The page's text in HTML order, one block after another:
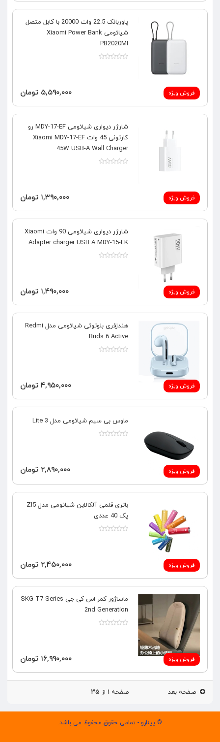
فروش ویژه
پاوربانک 22.5 وات 20000 با کابل متصل
شیائومی Xiaomi Power Bank
PB2020MI
۵,۵۹۰,۰۰۰ تومان
فروش ویژه
شارژر دیواری شیائومی MDY-17-EF رو
کارتونی 45 وات Xiaomi MDY-17-EF
45W USB-A Wall Charger
۱,۳۹۰,۰۰۰ تومان
فروش ویژه
شارژر دیواری شیائومی 90 وات Xiaomi
Adapter charger USB A MDY-15-EK
۱,۴۹۰,۰۰۰ تومان
فروش ویژه
هندزفری بلوتوثی شیائومی مدل Redmi
Buds 6 Active
۴,۹۵۰,۰۰۰ تومان
فروش ویژه
ماوس بی سیم شیائومی مدل Lite 3
۲,۸۹۰,۰۰۰ تومان
فروش ویژه
باتری قلمی آلکالاین شیائومی مدل ZI5‎
پک 40 عددی
۲,۴۵۰,۰۰۰ تومان
فروش ویژه
ماساژور کمر اس کی جی SKG T7 Series
2nd Generation
۱۶,۹۹۰,۰۰۰ تومان
صفحه بعد صفحه ۱ از ۳۵
© پینارو - تمامی حقوق محفوظ می باشد.